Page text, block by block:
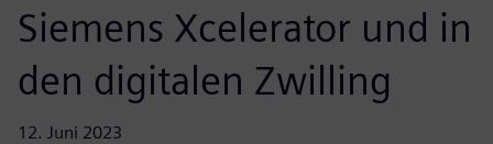
Siemens Xcelerator und in
den digitalen Zwilling
12. Juni 2023